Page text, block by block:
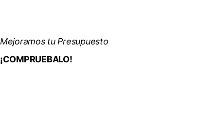
Mejoramos tu Presupuesto
¡COMPRUEBALO!